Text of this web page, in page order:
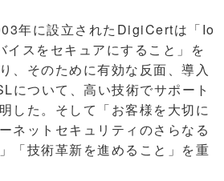
年に設立されたDigiCertは「Io
イスをセキュアにすること」を
、そのために有効な反面、導入
について、高い技術でサポート
した。そして「お客様を大切に
ネットセキュリティのさらなる
「技術革新を進めること」を重